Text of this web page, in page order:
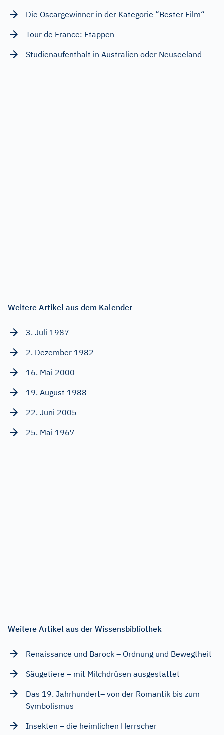
Die Oscargewinner in der Kategorie “Bester Film“
Tour de France: Etappen
Studienaufenthalt in Australien oder Neuseeland
Weitere Artikel aus dem Kalender
3. Juli 1987
2. Dezember 1982
16. Mai 2000
19. August 1988
22. Juni 2005
25. Mai 1967
Weitere Artikel aus der Wissensbibliothek
Renaissance und Barock – Ordnung und Bewegtheit
Säugetiere – mit Milchdrüsen ausgestattet
Das 19. Jahrhundert– von der Romantik bis zum
Symbolismus
Insekten – die heimlichen Herrscher